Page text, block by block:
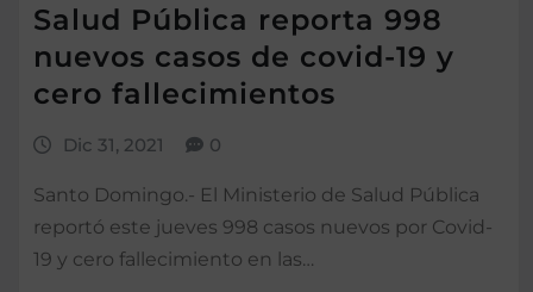
Salud Pública reporta 998
nuevos casos de covid-19 y
cero fallecimientos
Dic 31, 2021 0
Santo Domingo.- El Ministerio de Salud Pública
reportó este jueves 998 casos nuevos por Covid-
19 y cero fallecimiento en las…